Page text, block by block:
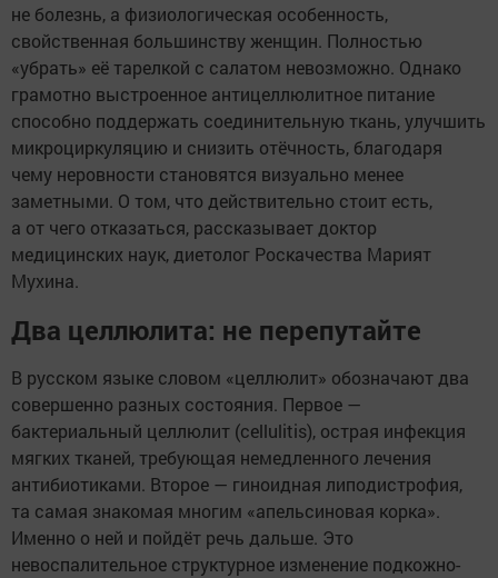
не болезнь, а физиологическая особенность,
свойственная большинству женщин. Полностью
«убрать» её тарелкой с салатом невозможно. Однако
грамотно выстроенное антицеллюлитное питание
способно поддержать соединительную ткань, улучшить
микроциркуляцию и снизить отёчность, благодаря
чему неровности становятся визуально менее
заметными. О том, что действительно стоит есть,
а от чего отказаться, рассказывает доктор
медицинских наук, диетолог Роскачества Марият
Мухина.
Два целлюлита: не перепутайте
В русском языке словом «целлюлит» обозначают два
совершенно разных состояния. Первое —
бактериальный целлюлит (cellulitis), острая инфекция
мягких тканей, требующая немедленного лечения
антибиотиками. Второе — гиноидная липодистрофия,
та самая знакомая многим «апельсиновая корка».
Именно о ней и пойдёт речь дальше. Это
невоспалительное структурное изменение подкожно-